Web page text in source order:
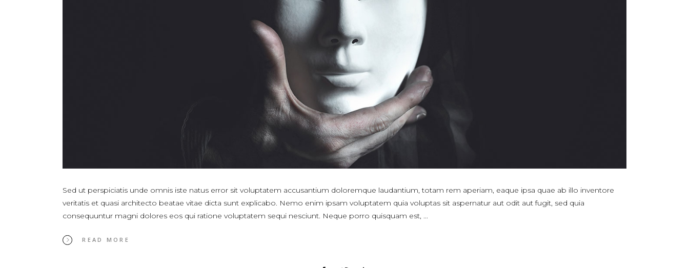
Sed ut perspiciatis unde omnis iste natus error sit voluptatem accusantium doloremque laudantium, totam rem aperiam, eaque ipsa quae ab illo inventore
veritatis et quasi architecto beatae vitae dicta sunt explicabo. Nemo enim ipsam voluptatem quia voluptas sit aspernatur aut odit aut fugit, sed quia
consequuntur magni dolores eos qui ratione voluptatem sequi nesciunt. Neque porro quisquam est,
READ MORE